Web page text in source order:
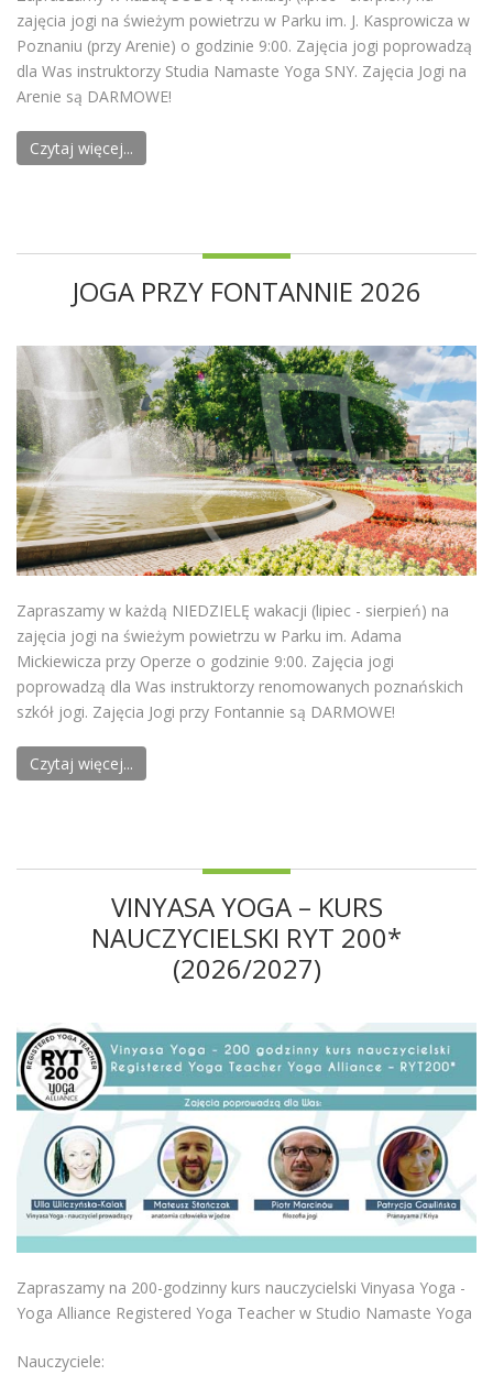
zajęcia jogi na świeżym powietrzu w Parku im. J. Kasprowicza w
Poznaniu (przy Arenie) o godzinie 9:00. Zajęcia jogi poprowadzą
dla Was instruktorzy Studia Namaste Yoga SNY. Zajęcia Jogi na
Arenie są DARMOWE!
Czytaj więcej...
JOGA PRZY FONTANNIE 2026
Zapraszamy w każdą NIEDZIELĘ wakacji (lipiec - sierpień) na
zajęcia jogi na świeżym powietrzu w Parku im. Adama
Mickiewicza przy Operze o godzinie 9:00. Zajęcia jogi
poprowadzą dla Was instruktorzy renomowanych poznańskich
szkół jogi. Zajęcia Jogi przy Fontannie są DARMOWE!
Czytaj więcej...
VINYASA YOGA – KURS
NAUCZYCIELSKI RYT 200*
(2026/2027)
Zapraszamy na 200-godzinny kurs nauczycielski Vinyasa Yoga -
Yoga Alliance Registered Yoga Teacher w Studio Namaste Yoga
Nauczyciele: